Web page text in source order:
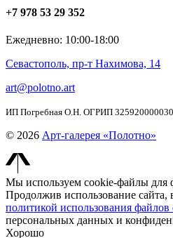
+7 978 53 29 352
Ежедневно: 10:00-18:00
Севастополь, пр-т Нахимова, 14
art@polotno.art
ИП Погребная О.Н. ОГРИП
© 2026 Арт-галерея «Полотно»
Мы используем cookie-файлы для
Продолжив использование сайта,
политикой использования файлов
персональных данных и
Хорошо